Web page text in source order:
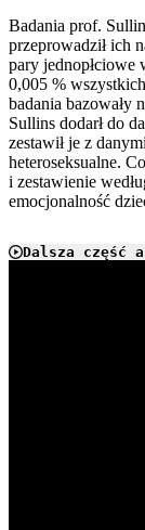
Badania prof.
przeprowadził ich
pary jednopłciowe
0,005 %
badania bazowały
Sullins dodarł do
zestawił je z
heteroseksualne.
i zestawienie
emocjonalność
Dalsza część